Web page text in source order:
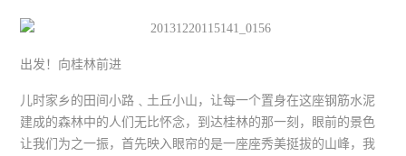
出发！向桂林前进
儿时家乡的田间小路﹑土丘小山，让每一个置身在这座钢筋水泥
建成的森林中的人们无比怀念，到达桂林的那一刻，眼前的景色
让我们为之一振，首先映入眼帘的是一座座秀美挺拔的山峰，我